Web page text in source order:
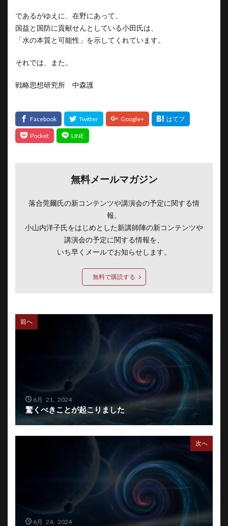
であるがゆえに、在野にあって、
国益と国防に貢献せんとしている小田氏は、
「水の本質と可能性」を示してくれています。
それでは、また。
戦略思想研究所 中森護
無料メールマガジン
落合莞爾氏の新コンテンツや講演会の予定に関する情
報、
小山内洋子氏をはじめとした新講師陣の新コンテンツや
講演会の予定に関する情報を、
いち早くメールでお知らせします。
無料で購読する
前へ
6月 21, 2024
驚くべきことが起こりました
次へ
6月 24, 2024